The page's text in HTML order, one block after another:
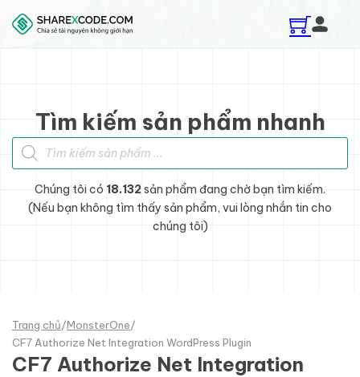
Skip to main content
Skip to footer
Tìm kiếm sản phẩm nhanh
Tìm kiếm sản phẩm
Chúng tôi có 18.132sản phẩm đang chờ bạn tìm kiếm.
(Nếu bạn không tìm thấy sản phẩm, vui lòng nhắn tin cho
chúng tôi)
Trang chủ/MonsterOne/
CF7 Authorize Net Integration WordPress Plugin
CF7 Authorize Net Integration